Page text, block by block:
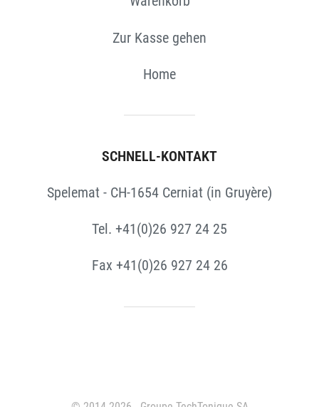
Zur Kasse gehen
Home
SCHNELL-KONTAKT
Spelemat - CH-1654 Cerniat (in Gruyère)
Tel. +41(0)26 927 24 25
Fax +41(0)26 927 24 26